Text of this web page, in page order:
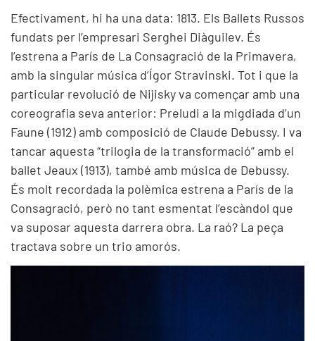
Efectivament, hi ha una data: 1813. Els Ballets Russos
fundats per l’empresari Serghei Diàguilev. És
l’estrena a París de La Consagració de la Primavera,
amb la singular música d’Ígor Stravinski. Tot i que la
particular revolució de Nijisky va començar amb una
coreografia seva anterior: Preludi a la migdiada d’un
Faune (1912) amb composició de Claude Debussy. I va
tancar aquesta “trilogia de la transformació” amb el
ballet Jeaux (1913), també amb música de Debussy.
És molt recordada la polèmica estrena a París de la
Consagració, però no tant esmentat l’escàndol que
va suposar aquesta darrera obra. La raó? La peça
tractava sobre un trio amorós.